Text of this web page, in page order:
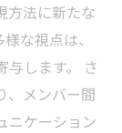
方法に新たな
な視点は、
与します。 さ
、メンバー間
ニケーション